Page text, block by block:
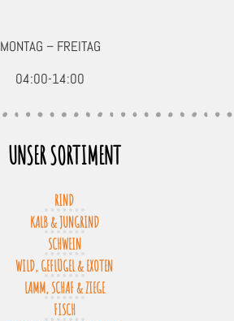
MONTAG – FREITAG
04:00-14:00
UNSER SORTIMENT
RIND
KALB & JUNGRIND
SCHWEIN
WILD, GEFLÜGEL & EXOTEN
LAMM, SCHAF & ZIEGE
FISCH